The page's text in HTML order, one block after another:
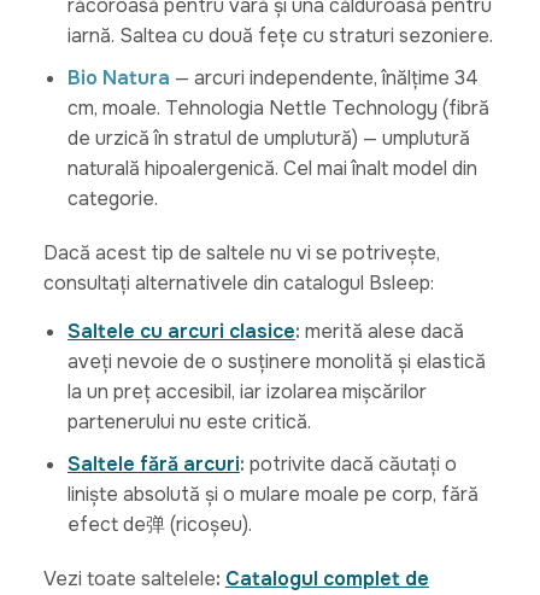
răcoroasă pentru vară și una călduroasă pentru
iarnă. Saltea cu două fețe cu straturi sezoniere.
Bio Natura — arcuri independente, înălțime 34
cm, moale. Tehnologia Nettle Technology (fibră
de urzică în stratul de umplutură) — umplutură
naturală hipoalergenică. Cel mai înalt model din
categorie.
Dacă acest tip de saltele nu vi se potrivește,
consultați alternativele din catalogul Bsleep:
Saltele cu arcuri clasice: merită alese dacă
aveți nevoie de o susținere monolită și elastică
la un preț accesibil, iar izolarea mișcărilor
partenerului nu este critică.
Saltele fără arcuri: potrivite dacă căutați o
liniște absolută și o mulare moale pe corp, fără
efect de弹 (ricoșeu).
Vezi toate saltelele: Catalogul complet de